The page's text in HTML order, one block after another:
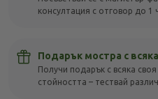
консултация с отговор до 1
Подарък мостра с
Получи подарък с всяка
стойността – тествай